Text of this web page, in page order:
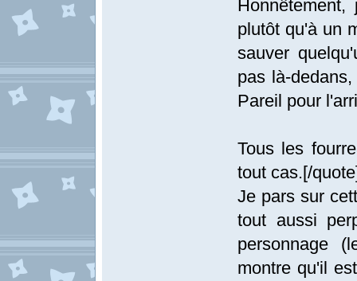
plutôt qu'à un
sauver
pas là-
Pareil pour
Tous les
tout cas.[/
Je pars sur
tout aussi
personnage
montre qu'il